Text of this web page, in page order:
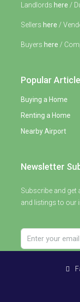
Landlords here /
Sellers here /
Buyers here /
Popular
Buying a Home
Renting a Home
Nearby Airport
Newsletter
Subscribe and get
and listings to our